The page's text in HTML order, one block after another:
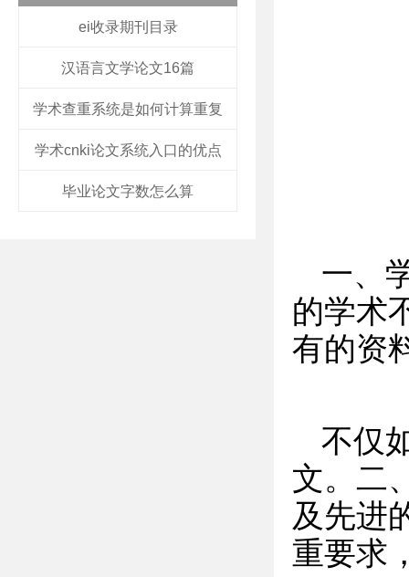
ei收录期刊目录
汉语言文学论文16篇
学术查重系统是如何计算重复
学术cnki论文系统入口的优点
毕业论文字数怎么算
一、
的学术
有的资
不仅
文。二
及先进
重要求